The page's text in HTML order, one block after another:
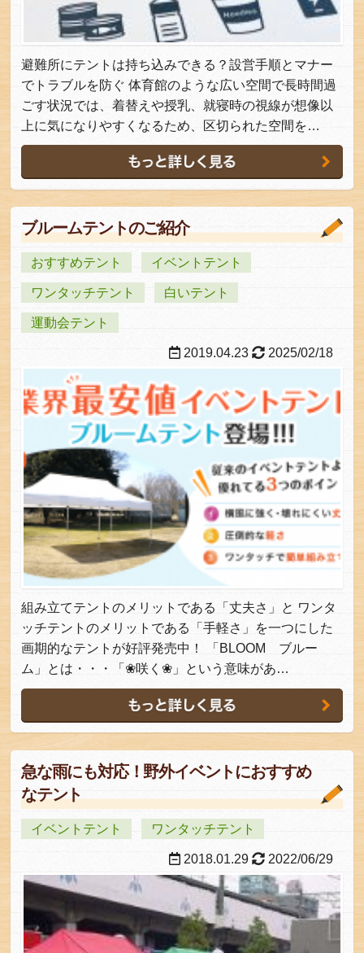
避難所にテントは持ち込みできる？設営手順とマナー
でトラブルを防ぐ 体育館のような広い空間で長時間過
ごす状況では、着替えや授乳、就寝時の視線が想像以
上に気になりやすくなるため、区切られた空間を…
ブルームテントのご紹介
おすすめテント イベントテント
ワンタッチテント 白いテント
運動会テント
2019.04.23 2025/02/18
組み立てテントのメリットである「丈夫さ」と ワンタ
ッチテントのメリットである「手軽さ」を一つにした
画期的なテントが好評発売中！ 「BLOOM ブルー
ム」とは・・・「❀咲く❀」という意味があ…
急な雨にも対応！野外イベントにおすすめ
なテント
イベントテント ワンタッチテント
2018.01.29 2022/06/29